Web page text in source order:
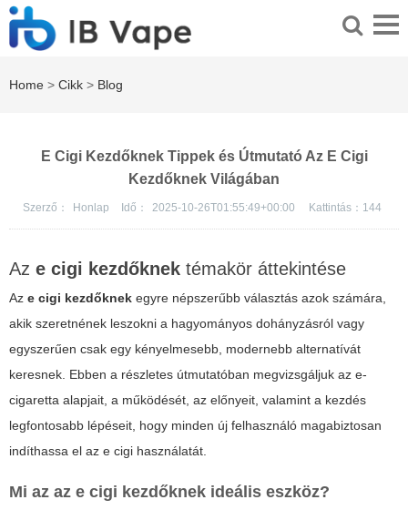
Home > Cikk > Blog
E Cigi Kezdőknek Tippek és Útmutató Az E Cigi
Kezdőknek Világában
Szerző： Honlap Idő： 2025-10-26T01:55:49+00:00 Kattintás： 144
Az e cigi kezdőknek témakör áttekintése
Az e cigi kezdőknek egyre népszerűbb választás azok számára,
akik szeretnének leszokni a hagyományos dohányzásról vagy
egyszerűen csak egy kényelmesebb, modernebb alternatívát
keresnek. Ebben a részletes útmutatóban megvizsgáljuk az e-
cigaretta alapjait, a működését, az előnyeit, valamint a kezdés
legfontosabb lépéseit, hogy minden új felhasználó magabiztosan
indíthassa el az e cigi használatát.
Mi az az e cigi kezdőknek ideális eszköz?